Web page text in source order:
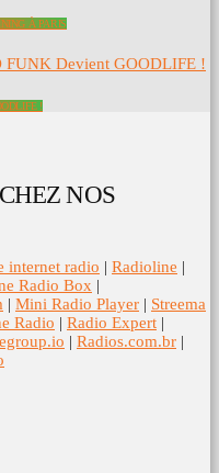
À PARIS
!
NOS
internet radio | Radioline |
Radio Box |
| Mini Radio Player | Streema
Radio | Radio Expert |
| Radios.com.br |